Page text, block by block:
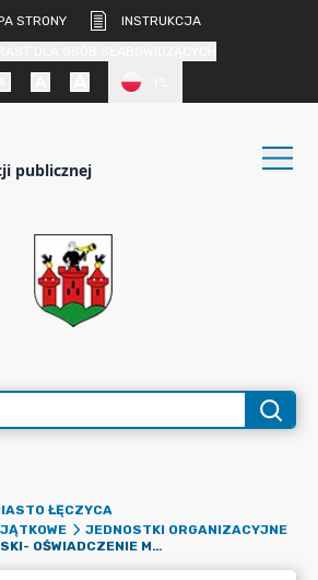
STRONY
INSTRUKCJA
publicznej
ŁĘCZYCA
JEDNOSTKI ORGANIZACYJNE
MARIUSZ MIECZYŃSKI- OŚWIADCZENIE MAJĄTKOWE 02.04.2024R.